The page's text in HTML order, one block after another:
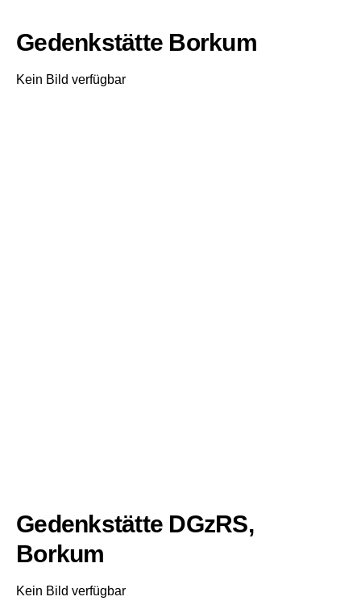
Gedenkstätte Borkum
Kein Bild verfügbar
Gedenkstätte DGzRS,
Borkum
Kein Bild verfügbar